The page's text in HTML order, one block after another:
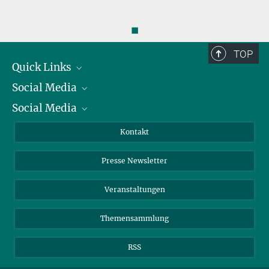
◼
TOP
Quick Links
Präsident
Zahlen und Fakten
Meldestelle Fehlverhalten
Social Media
Bluesky
TikTok
Social Media
Instagram
YouTube
Kontakt
Presse Newsletter
Veranstaltungen
Themensammlung
RSS